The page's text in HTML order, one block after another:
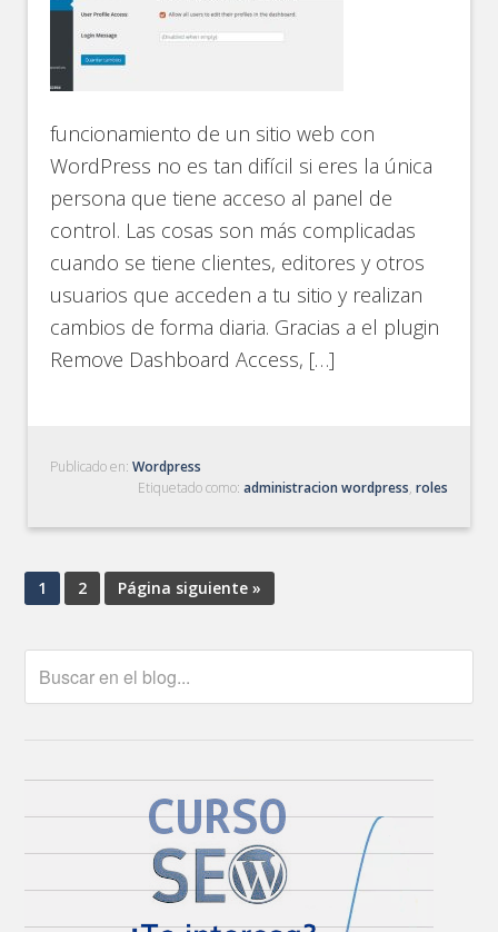
funcionamiento de un sitio web con
WordPress no es tan difícil si eres la única
persona que tiene acceso al panel de
control. Las cosas son más complicadas
cuando se tiene clientes, editores y otros
usuarios que acceden a tu sitio y realizan
cambios de forma diaria. Gracias a el plugin
Remove Dashboard Access, […]
Publicado en:Wordpress
Etiquetado como: administracion wordpress, roles
1 2 Página siguiente »